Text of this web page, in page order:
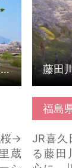
桜→
蔵
春爛漫 会津美里桜満開コース
福島
JR喜久
る藤田
藤田